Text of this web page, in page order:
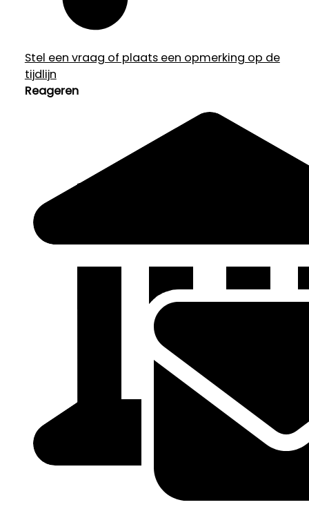
Stel een vraag of plaats een opmerking op de
tijdlijn
Reageren